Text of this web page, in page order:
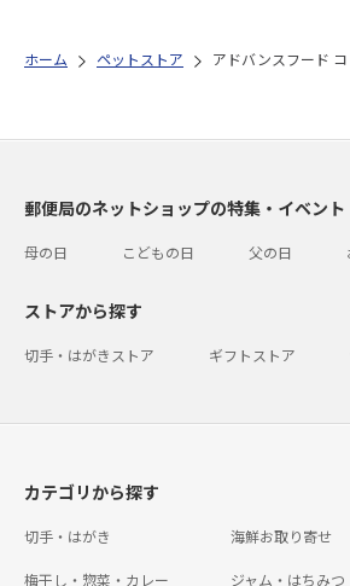
ホーム ペットストア アドバンスフード
郵便局のネットショップの特集・イベント
母の日 こどもの日 父の日
ストアから探す
切手・はがきストア ギフトストア
カテゴリから探す
切手・はがき 海鮮お取り寄せ
梅干し・惣菜・カレー ジャム・はちみつ